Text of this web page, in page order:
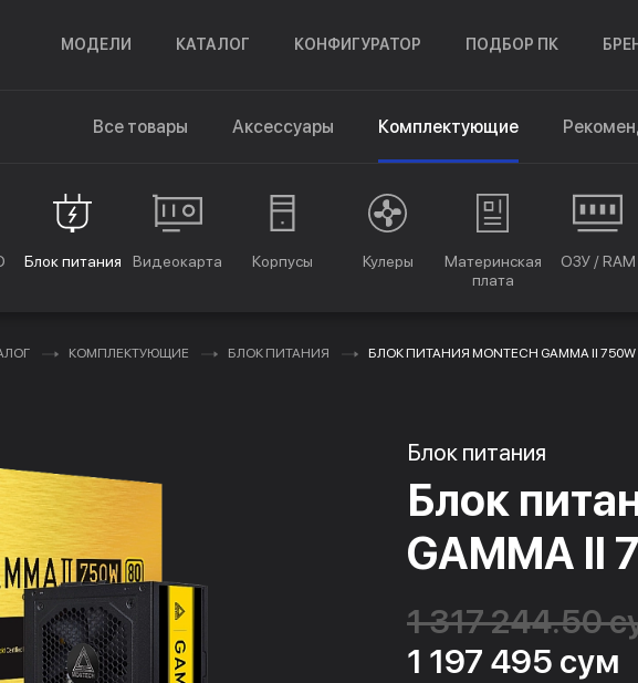
МОДЕЛИ КАТАЛОГ КОНФИГУРАТОР ПОДБОР ПК
Все товары Аксессуары Комплектующие
Блок питания Видеокарта Корпусы Кулеры
Материнская
плата
ОЗУ / RAM
КОМПЛЕКТУЮЩИЕ БЛОК ПИТАНИЯ БЛОК ПИТАНИЯ MONTECH GAMMA II 750W
Блок питания
Блок
GAMMA II
1 317 244.50
1 197 495 сум